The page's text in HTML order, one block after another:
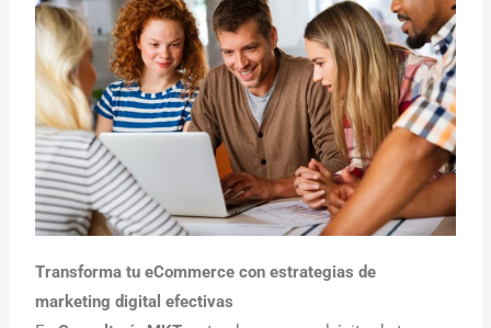
Transforma tu eCommerce con estrategias de
marketing digital efectivas